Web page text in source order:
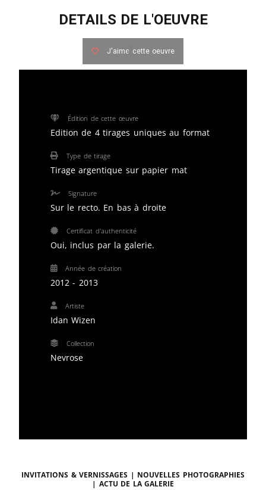
DETAILS DE L'OEUVRE
J'aime cette oeuvre
Édition de cette œuvre
Edition de 4 tirages uniques au format
Type de tirage
Tirage argentique sur papier mat
Signature
Sur le recto. En bas à droite
Certificat d'authenticité
Oui, inclus par la galerie.
Année de création
2012 - 2013
Artiste
Idan Wizen
Collection
Nevrose
Invitations & vernissages | Nouvelles photographies
| Actu de la galerie